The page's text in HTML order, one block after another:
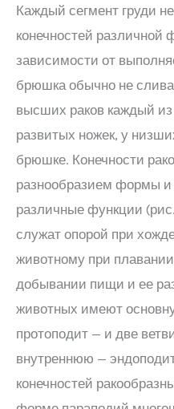
Каждый сегмент груди
конечностей различной
зависимости от
брюшка обычно не
высших раков каждый
развитых ножек, у
брюшке. Конечности
разнообразием формы
различные функции
служат опорой при
животному при
добывании пищи и ее
животных имеют
протоподит — и две
внутреннюю —
конечностей